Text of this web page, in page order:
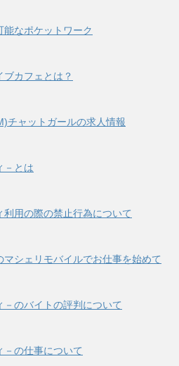
能なポケットワーク
ブカフェとは？
チャットガールの求人情報
－とは
利用の際の禁止行為について
マシェリモバイルでお仕事を始めて
－のバイトの評判について
－の仕事について